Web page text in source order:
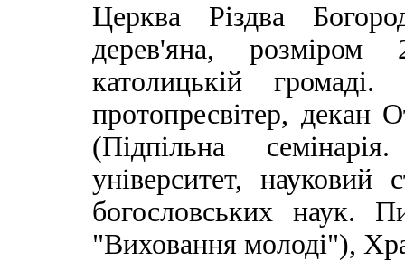
Церква Різдва
дерев'яна,
католицькій
протопресвітер, декан
(Підпільна
університет, науковий
богословських наук.
"Виховання молоді"),